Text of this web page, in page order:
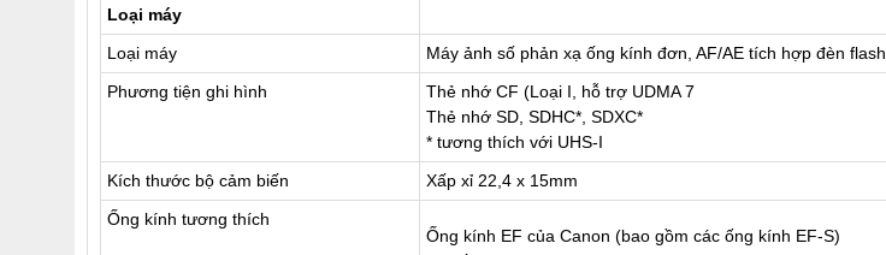
Loại máy
Loại máy
Máy ảnh số phản xạ ống kính đơn, AF/AE tích hợp đèn flash
Phương tiện ghi hình
Thẻ nhớ CF (Loại I, hỗ trợ UDMA 7
Thẻ nhớ SD, SDHC*, SDXC*
* tương thích với UHS-I
Kích thước bộ cảm biến
Xấp xỉ 22,4 x 15mm
Ống kính tương thích
Ống kính EF của Canon (bao gồm các ống kính EF-S)